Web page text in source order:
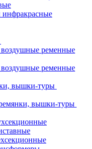
инфракрасные
ременные
ременные
вышки-туры
вышки-туры